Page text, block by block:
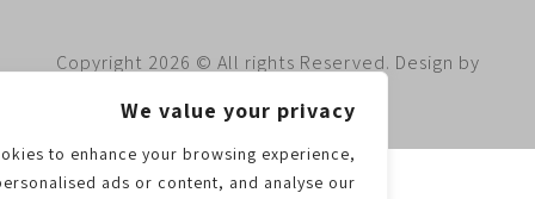
We value your privacy
use cookies to enhance your browsing experience,
serve personalised ads or content, and analyse our
Copyright 2026 © All rights Reserved. Design